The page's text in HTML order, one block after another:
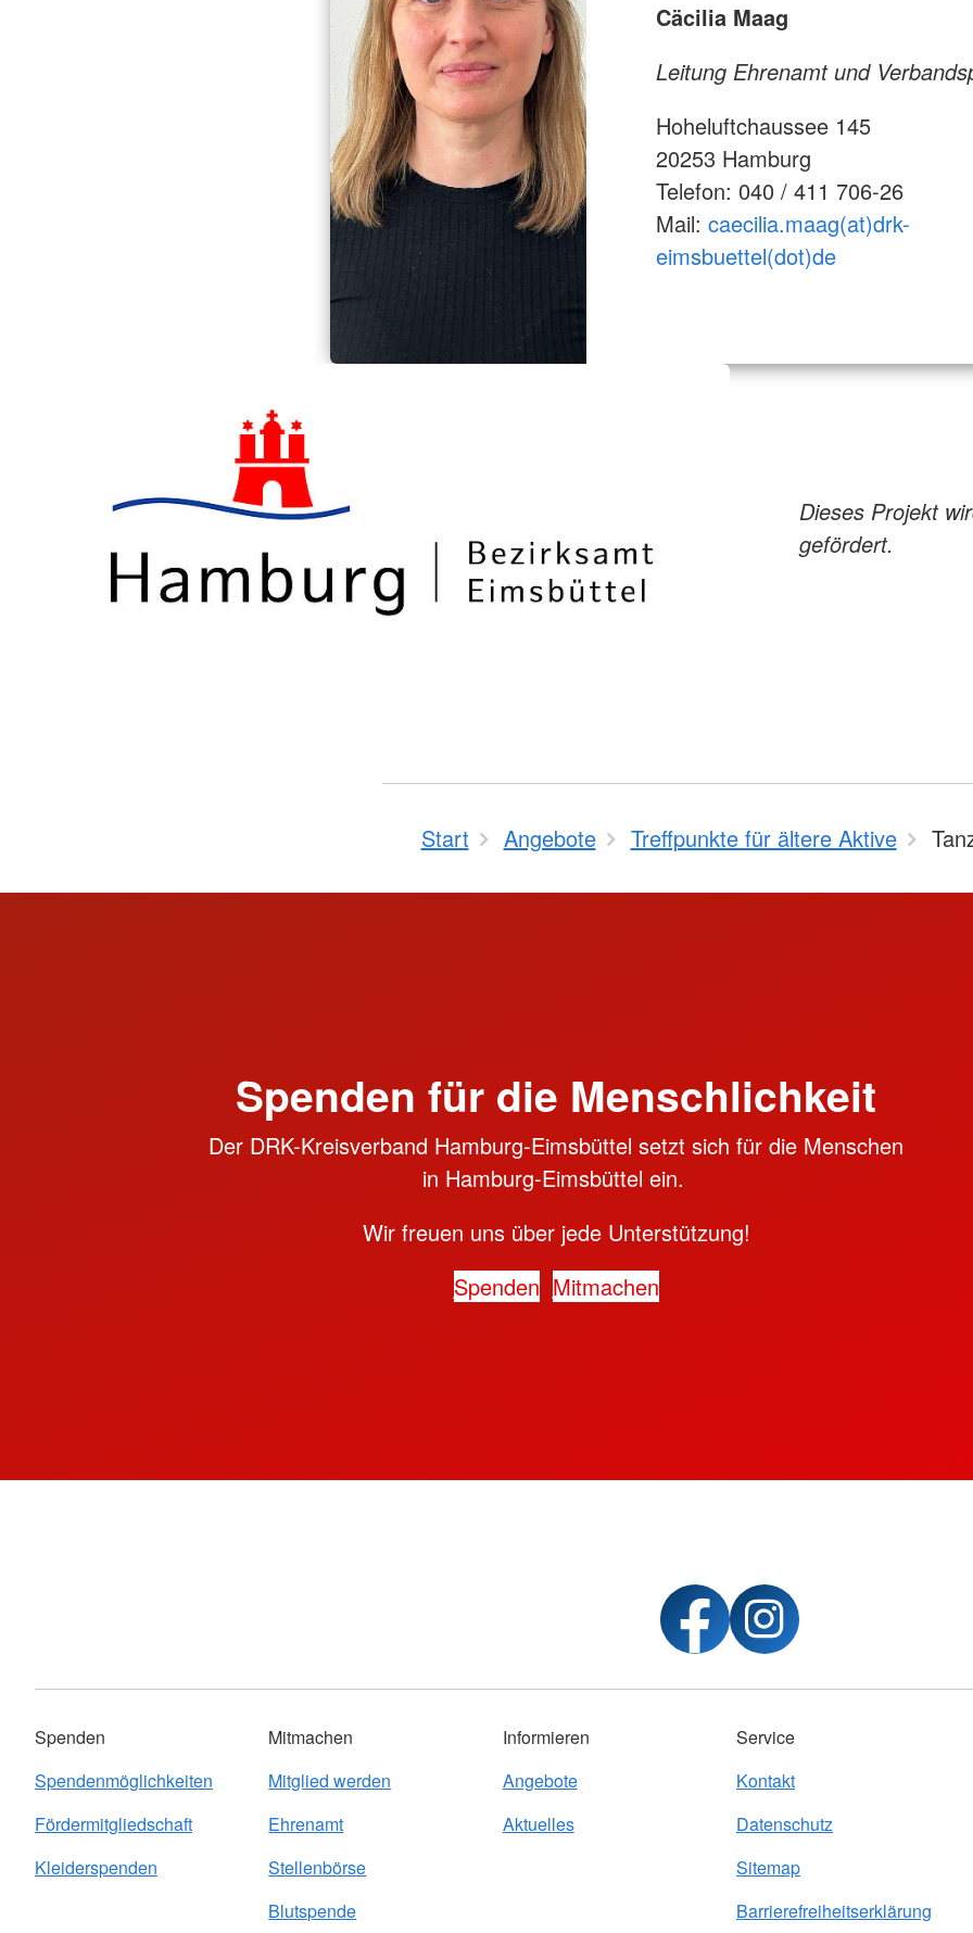
Cäcilia Maag
Leitung Ehrenamt und
Hoheluftchaussee 145
20253 Hamburg
Telefon: 040 / 411 706-26
Mail: caecilia.maag(at)drk-
eimsbuettel(dot)de
Dieses Projekt
gefördert.
Start Angebote Treffpunkte für ältere Aktive
Spenden für die Menschlichkeit
Der DRK-Kreisverband Hamburg-Eimsbüttel setzt sich für die Menschen
in Hamburg-Eimsbüttel ein.
Wir freuen uns über jede Unterstützung!
Spenden Mitmachen
Spenden
Spendenmöglichkeiten
Fördermitgliedschaft
Kleiderspenden
Mitmachen
Mitglied werden
Ehrenamt
Stellenbörse
Blutspende
Informieren
Angebote
Aktuelles
Service
Kontakt
Datenschutz
Sitemap
Barrierefreiheitserklärung